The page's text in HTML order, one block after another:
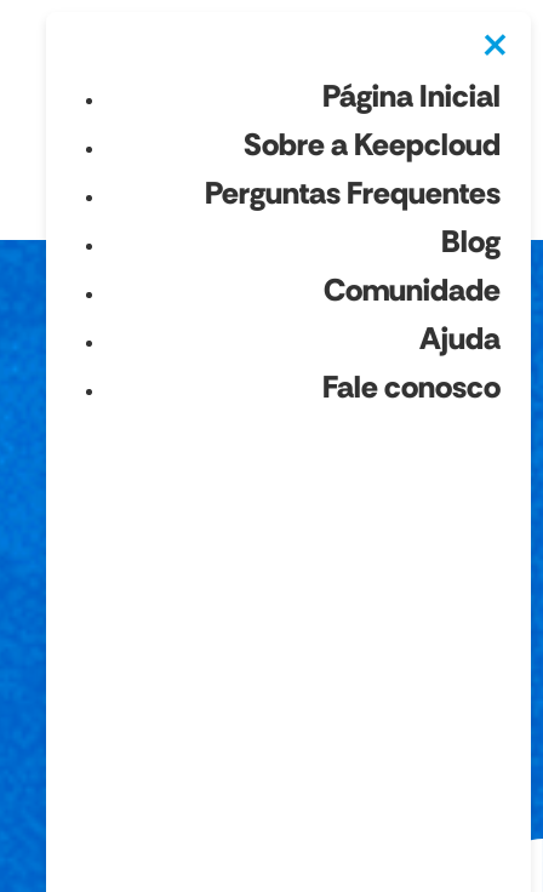
×
Página Inicial
Sobre a Keepcloud
Perguntas Frequentes
Blog
Comunidade
Ajuda
Fale conosco